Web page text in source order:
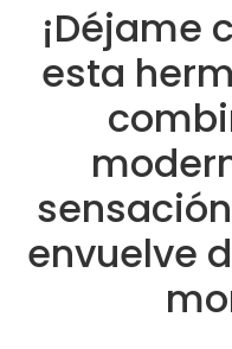
¡Déjame
esta
envuelve